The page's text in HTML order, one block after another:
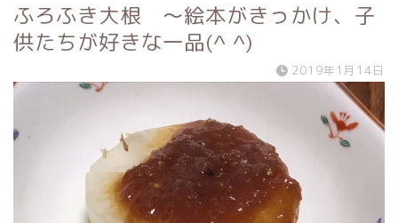
ふろふき大根 〜絵本がきっかけ、子
供たちが好きな一品(^ ^)
2019年1月14日